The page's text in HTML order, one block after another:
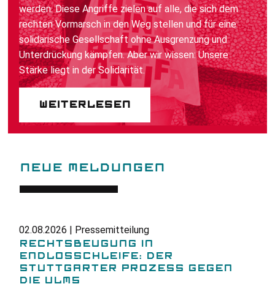
werden. Diese Angriffe zielen auf alle, die sich dem
rechten Vormarsch in den Weg stellen und für eine
solidarische Gesellschaft ohne Ausgrenzung und
Unterdrückung kämpfen. Aber wir wissen: Unsere
Stärke liegt in der Solidarität.
Weiterlesen
NEUE MELDUNGEN
02.08.2026 | Pressemitteilung
RECHTSBEUGUNG IN
ENDLOSSCHLEIFE: DER
STUTTGARTER PROZESS GEGEN
DIE ULM5